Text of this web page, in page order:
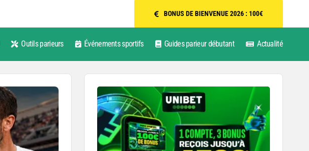
BONUS DE BIENVENUE 2026 : 100€
Outils parieurs Événements sportifs Guides parieur débutant Actualité